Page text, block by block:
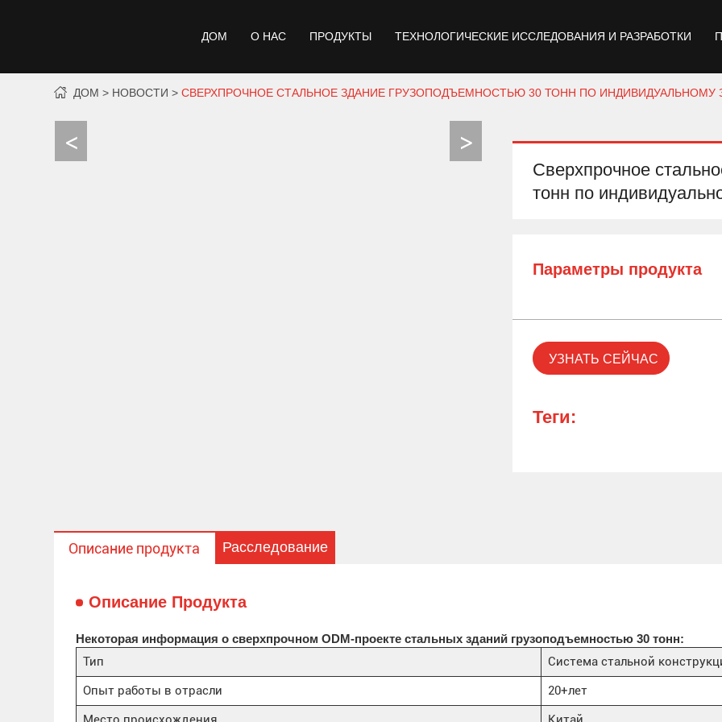
ДОМ О НАС ПРОДУКТЫ ТЕХНОЛОГИЧЕСКИЕ ИССЛЕДОВАНИЯ И РАЗРАБОТКИ
ДОМ НОВОСТИ СВЕРХПРОЧНОЕ СТАЛЬНОЕ ЗДАНИЕ ГРУЗОПОДЪЕМНОСТЬЮ 30 ТОНН ПО ИНДИВИДУАЛЬНОМУ
Сверхпрочное
тонн по
Параметры продукта
УЗНАТЬ СЕЙЧАС
Теги:
Описание продукта Расследование
Описание Продукта
Некоторая информация о сверхпрочном ODM-проекте стальных зданий грузоподъемностью 30 тонн:
Тип
Система стальной
Опыт работы в отрасли
20+лет